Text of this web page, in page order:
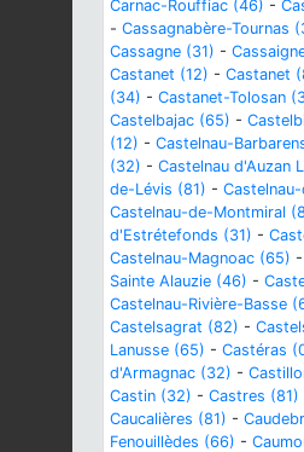
Carnac-Rouffiac (46) -
- Cassagnabère-Tournas
Cassagne (31) -
Castanet (12) - Castanet
(34) - Castanet-Tolosan
Castelbajac (65) -
(12) - Castelnau-
(32) - Castelnau d'Auzan
de-Lévis (81) -
Castelnau-de-Montmiral
d'Estrétefonds (31) -
Castelnau-Magnoac (65) -
Sainte Alauzie (46) -
Castelnau-Rivière-Basse
Castelsagrat (82) -
Lanusse (65) - Castéras
d'Armagnac (32) -
Castin (32) - Castres (81)
Caucalières (81) -
Fenouillèdes (66) -